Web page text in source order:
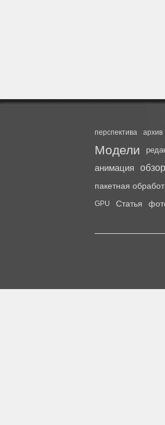
перспектива архив
Модели
анимация
обзор
пакетная
GPU Статья